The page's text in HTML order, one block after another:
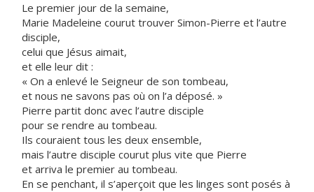
Le premier jour de la semaine,
Marie Madeleine courut trouver Simon-Pierre et l’autre
disciple,
celui que Jésus aimait,
et elle leur dit :
« On a enlevé le Seigneur de son tombeau,
et nous ne savons pas où on l’a déposé. »
Pierre partit donc avec l’autre disciple
pour se rendre au tombeau.
Ils couraient tous les deux ensemble,
mais l’autre disciple courut plus vite que Pierre
et arriva le premier au tombeau.
En se penchant, il s’aperçoit que les linges sont posés à